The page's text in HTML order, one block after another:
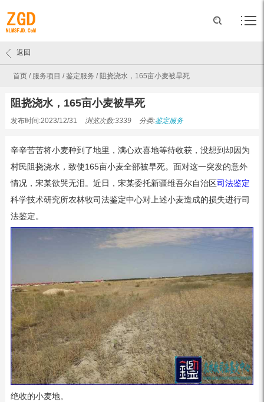
首页 / 服务项目 /鉴定服务 / 阻挠浇水，165亩小麦被旱死
返回
阻挠浇水，165亩小麦被旱死
发布时间:2023/12/31 浏览次数:3339 分类:鉴定服务
辛辛苦苦将小麦种到了地里，满心欢喜地等待收获，没想到却因为
村民阻挠浇水，致使165亩小麦全部被旱死。面对这一突发的意外
情况，宋某欲哭无泪。近日，宋某委托新疆维吾尔自治区司法鉴定
科学技术研究所农林牧司法鉴定中心对上述小麦造成的损失进行司
法鉴定。
绝收的小麦地。